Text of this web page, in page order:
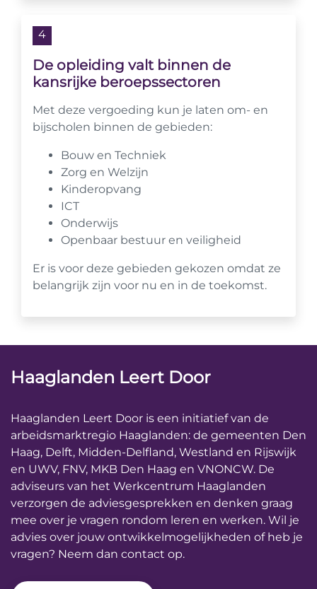
4
De opleiding valt binnen de
kansrijke beroepssectoren
Met deze vergoeding kun je laten om- en
bijscholen binnen de gebieden:
Bouw en Techniek
Zorg en Welzijn
Kinderopvang
ICT
Onderwijs
Openbaar bestuur en veiligheid
Er is voor deze gebieden gekozen omdat ze
belangrijk zijn voor nu en in de toekomst.
Haaglanden Leert Door
Haaglanden Leert Door is een initiatief van de
arbeidsmarktregio Haaglanden: de gemeenten Den
Haag, Delft, Midden-Delfland, Westland en Rijswijk
en UWV, FNV, MKB Den Haag en VNONCW. De
adviseurs van het Werkcentrum Haaglanden
verzorgen de adviesgesprekken en denken graag
mee over je vragen rondom leren en werken. Wil je
advies over jouw ontwikkelmogelijkheden of heb je
vragen? Neem dan contact op.